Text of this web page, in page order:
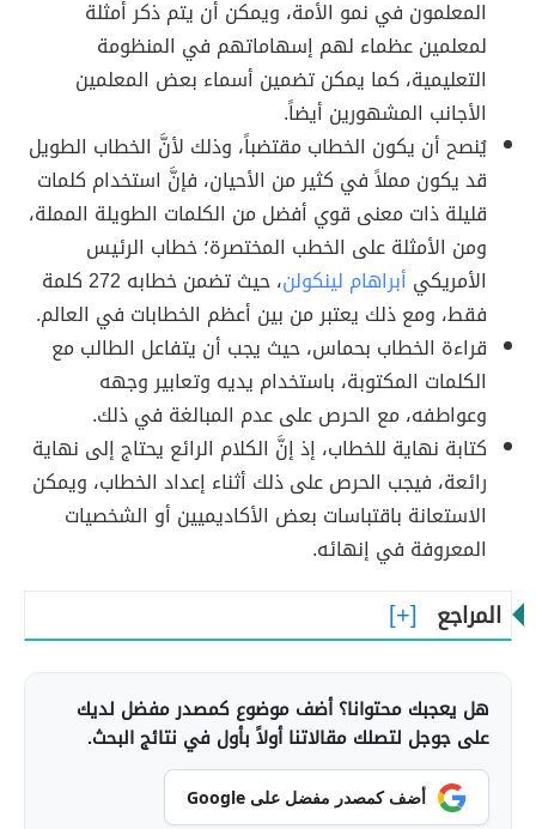
المعلمون في نمو الأمة، ويمكن أن يتم ذكر أمثلة
لمعلمين عظماء لهم إسهاماتهم في المنظومة
التعليمية، كما يمكن تضمين أسماء بعض المعلمين
الأجانب المشهورين أيضاً.
يُنصح أن يكون الخطاب مقتضباً، وذلك لأنَّ الخطاب الطويل
قد يكون مملاً في كثير من الأحيان، فإنَّ استخدام كلمات
قليلة ذات معنى قوي أفضل من الكلمات الطويلة المملة،
ومن الأمثلة على الخطب المختصرة؛ خطاب الرئيس
الأمريكي أبراهام لينكولن
، حيث تضمن خطابه 272 كلمة
فقط، ومع ذلك يعتبر من بين أعظم الخطابات في العالم.
قراءة الخطاب بحماس، حيث يجب أن يتفاعل الطالب مع
الكلمات المكتوبة، باستخدام يديه وتعابير وجهه
وعواطفه، مع الحرص على عدم المبالغة في ذلك.
كتابة نهاية للخطاب، إذ إنَّ الكلام الرائع يحتاج إلى نهاية
رائعة، فيجب الحرص على ذلك أثناء إعداد الخطاب، ويمكن
الاستعانة باقتباسات بعض الأكاديميين أو الشخصيات
المعروفة في إنهائه.
المراجع
هل يعجبك محتوانا؟ أضف موضوع كمصدر مفضل لديك
على جوجل لتصلك مقالاتنا أولاً بأول في نتائج البحث.
أضف كمصدر مفضل على Google